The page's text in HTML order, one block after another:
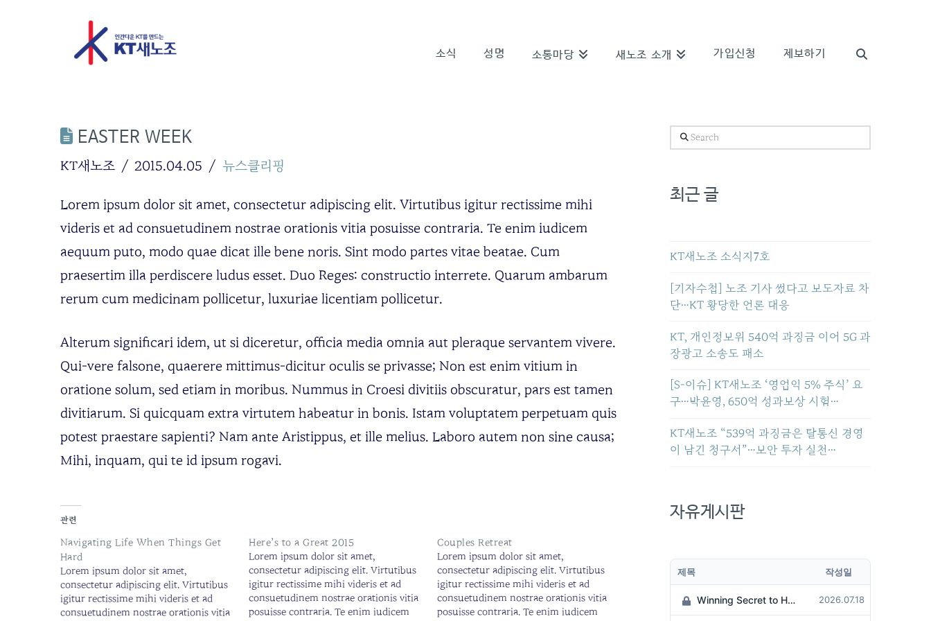
소식 성명 소통마당 새노조 소개 가입신청 제보하기
EASTER WEEK
KT새노조 2015.04.05 뉴스클리핑
Lorem ipsum dolor sit amet, consectetur adipiscing elit. Virtutibus igitur rectissime mihi
videris et ad consuetudinem nostrae orationis vitia posuisse contraria. Te enim iudicem
aequum puto, modo quae dicat ille bene noris. Sint modo partes vitae beatae. Cum
praesertim illa perdiscere ludus esset. Duo Reges: constructio interrete. Quarum ambarum
rerum cum medicinam pollicetur, luxuriae licentiam pollicetur.
Alterum significari idem, ut si diceretur, officia media omnia aut pleraque servantem vivere.
Qui-vere falsone, quaerere mittimus-dicitur oculis se privasse; Non est enim vitium in
oratione solum, sed etiam in moribus. Nummus in Croesi divitiis obscuratur, pars est tamen
divitiarum. Si quicquam extra virtutem habeatur in bonis. Istam voluptatem perpetuam quis
potest praestare sapienti? Nam ante Aristippus, et ille melius. Laboro autem non sine causa;
Mihi, inquam, qui te id ipsum rogavi.
관련
Navigating Life When Things Get
Hard
Lorem ipsum dolor sit amet,
consectetur adipiscing elit. Virtutibus
igitur rectissime mihi videris et ad
consuetudinem nostrae orationis vitia
Here’s to a Great 2015
Lorem ipsum dolor sit amet,
consectetur adipiscing elit. Virtutibus
igitur rectissime mihi videris et ad
consuetudinem nostrae orationis vitia
posuisse contraria. Te enim iudicem
Couples Retreat
Lorem ipsum dolor sit amet,
consectetur adipiscing elit. Virtutibus
igitur rectissime mihi videris et ad
consuetudinem nostrae orationis vitia
posuisse contraria. Te enim iudicem
Search
최근 글
KT새노조 소식지7호
[기자수첩] 노조 기사 썼다고 보도자료 차
단…KT 황당한 언론 대응
KT, 개인정보위 540억 과징금 이어 5G 과
장광고 소송도 패소
[S-이슈] KT새노조 ‘영업익 5% 주식’ 요
구…박윤영, 650억 성과보상 시험…
KT새노조 “539억 과징금은 탈통신 경영
이 남긴 청구서”…보안 투자 실천…
자유게시판
제목 작성일
Winning Secret to Hit the Jackpot! 2026.07.18